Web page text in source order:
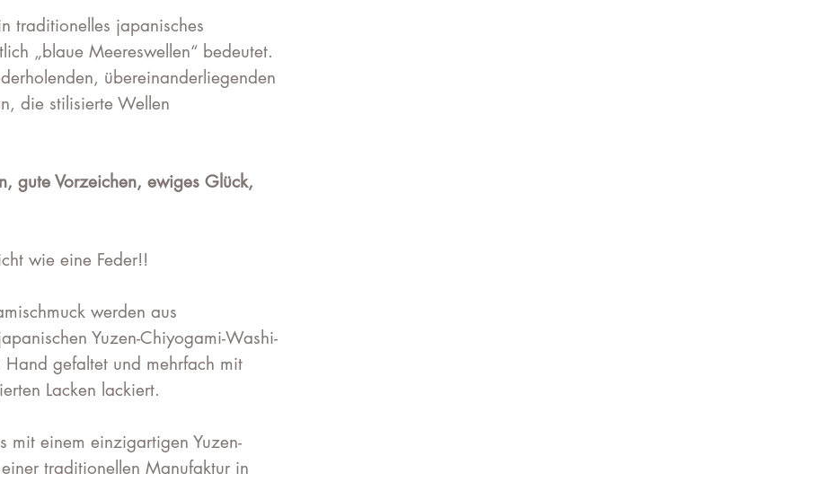
traditionelles japanisches
„blaue Meereswellen“ bedeutet.
übereinanderliegenden
die stilisierte Wellen
gute Vorzeichen, ewiges Glück,
wie eine Feder!!
werden aus
Yuzen-Chiyogami-Washi-
gefaltet und mehrfach mit
Lacken lackiert.
mit einem einzigartigen Yuzen-
traditionellen Manufaktur in